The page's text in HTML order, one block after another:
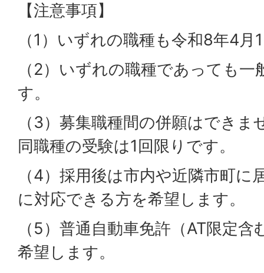
【注意事項】
（1）いずれの職種も令和8年4
（2）いずれの職種であっても
す。
（3）募集職種間の併願はでき
同職種の受験は1回限りです。
（4）採用後は市内や近隣市町に
に対応できる方を希望します。
（5）普通自動車免許（AT限定
希望します。